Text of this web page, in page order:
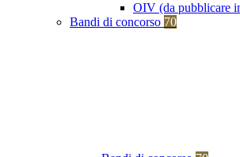
OIV (da pubblicare
Bandi di concorso 70